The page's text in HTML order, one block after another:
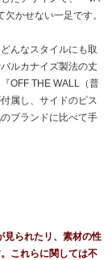
かせない一足です。
んなスタイルにも取
ルカナイズ製法の丈
OFF THE WALL（普
属し、サイドのピス
ブランドに比べて手
見られたリ、素材の性
これらに関しては不